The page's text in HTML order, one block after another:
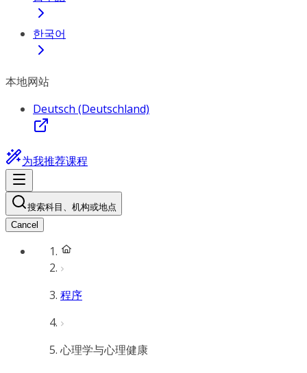
한국어
本地网站
Deutsch (Deutschland)
为我推荐课程
搜索科目、机构或地点
Cancel
程序
心理学与心理健康